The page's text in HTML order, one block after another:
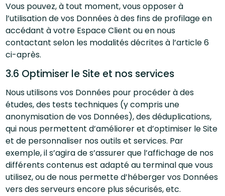
Vous pouvez, à tout moment, vous opposer à
l’utilisation de vos Données à des fins de profilage en
accédant à votre Espace Client ou en nous
contactant selon les modalités décrites à l’article 6
ci-après.
3.6 Optimiser le Site et nos services
Nous utilisons vos Données pour procéder à des
études, des tests techniques (y compris une
anonymisation de vos Données), des déduplications,
qui nous permettent d’améliorer et d’optimiser le Site
et de personnaliser nos outils et services. Par
exemple, il s’agira de s’assurer que l’affichage de nos
différents contenus est adapté au terminal que vous
utilisez, ou de nous permette d’héberger vos Données
vers des serveurs encore plus sécurisés, etc.